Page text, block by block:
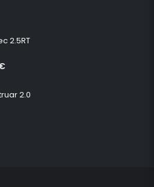
5
2.5RT
5
2.0
5